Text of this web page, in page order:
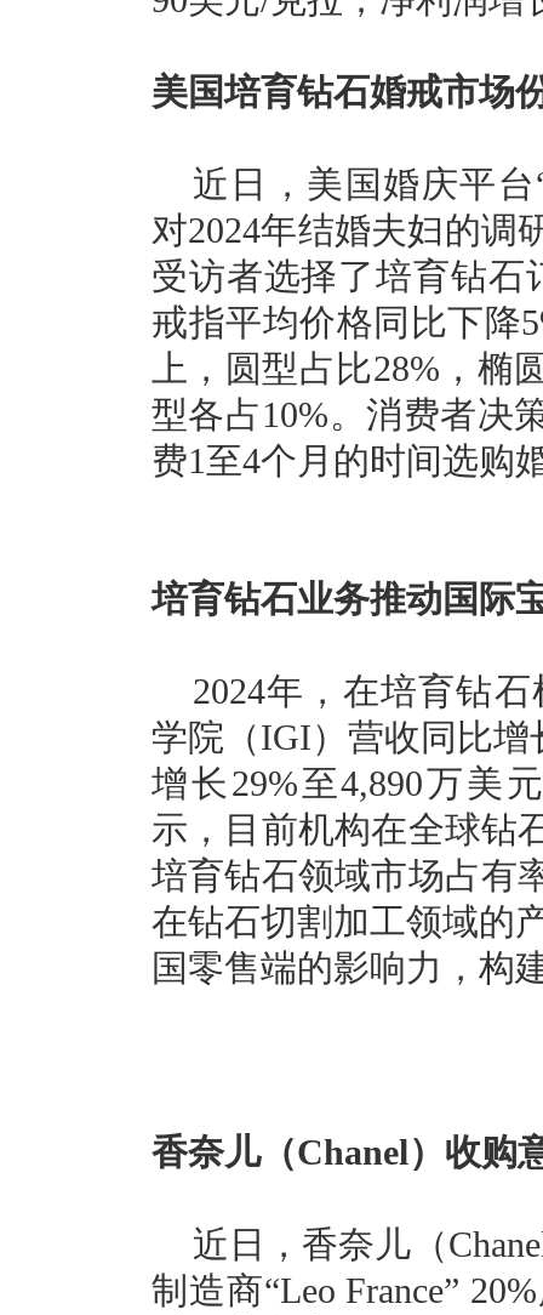
美国培育钻石婚戒市场
近日，美国婚庆平台
对2024年结婚夫妇的调
受访者选择了培育钻石
戒指平均价格同比下降
上，圆型占比28%，椭
型各占10%。消费者决
费1至4个月的时间选购
培育钻石业务推动国际
2024年，在培育钻
学院（IGI）营收同比增
增长29%至4,890万美
示，目前机构在全球钻
培育钻石领域市场占有
在钻石切割加工领域的
国零售端的影响力，构
香奈儿（Chanel）收购
近日，香奈儿（
制造商“Leo France”